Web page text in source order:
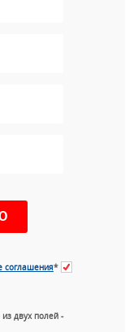
соглашения*
двух полей -